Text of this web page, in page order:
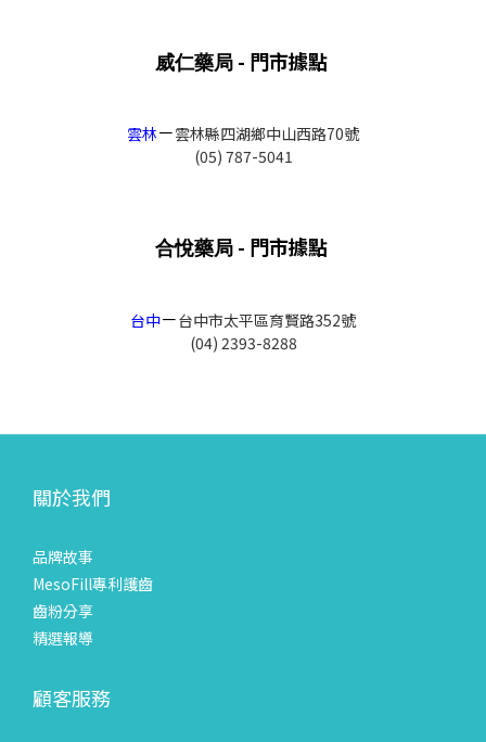
威仁藥局- 門市據點
雲林－雲林縣四湖鄉中山西路70號
(05) 787-5041
合悅藥局- 門市據點
台中－台中市太平區育賢路352號
(04) 2393-8288
關於我們
品牌故事
MesoFill專利護齒
齒粉分享
精選報導
顧客服務